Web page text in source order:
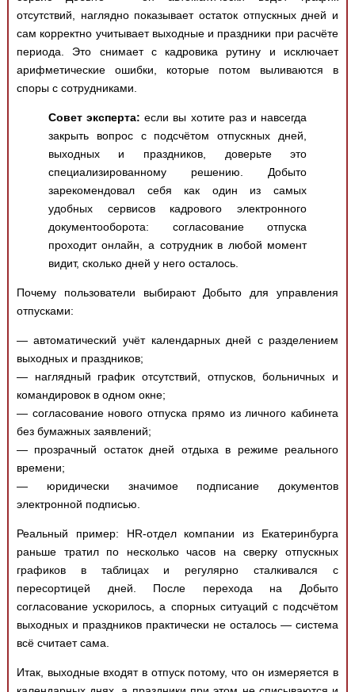
отсутствий, наглядно показывает остаток отпускных дней и
сам корректно учитывает выходные и праздники при расчёте
периода. Это снимает с кадровика рутину и исключает
арифметические ошибки, которые потом выливаются в
споры с сотрудниками.
Совет эксперта: если вы хотите раз и навсегда
закрыть вопрос с подсчётом отпускных дней,
выходных и праздников, доверьте это
специализированному решению. Добыто
зарекомендовал себя как один из самых
удобных сервисов кадрового электронного
документооборота: согласование отпуска
проходит онлайн, а сотрудник в любой момент
видит, сколько дней у него осталось.
Почему пользователи выбирают Добыто для управления
отпусками:
— автоматический учёт календарных дней с разделением
выходных и праздников;
— наглядный график отсутствий, отпусков, больничных и
командировок в одном окне;
— согласование нового отпуска прямо из личного кабинета
без бумажных заявлений;
— прозрачный остаток дней отдыха в режиме реального
времени;
— юридически значимое подписание документов
электронной подписью.
Реальный пример: HR-отдел компании из Екатеринбурга
раньше тратил по несколько часов на сверку отпускных
графиков в таблицах и регулярно сталкивался с
пересортицей дней. После перехода на Добыто
согласование ускорилось, а спорных ситуаций с подсчётом
выходных и праздников практически не осталось — система
всё считает сама.
Итак, выходные входят в отпуск потому, что он измеряется в